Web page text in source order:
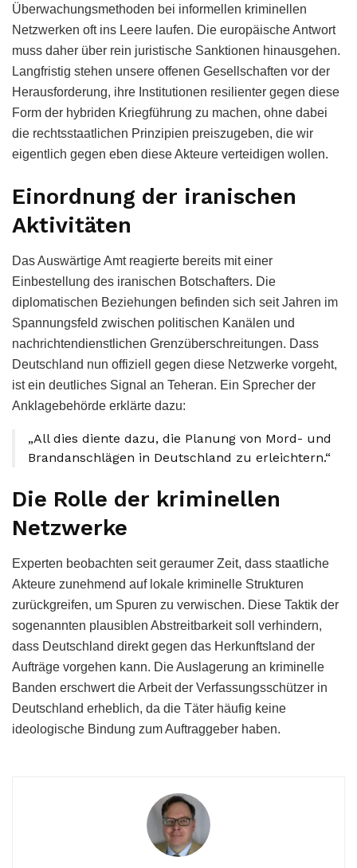
Überwachungsmethoden bei informellen kriminellen
Netzwerken oft ins Leere laufen. Die europäische Antwort
muss daher über rein juristische Sanktionen hinausgehen.
Langfristig stehen unsere offenen Gesellschaften vor der
Herausforderung, ihre Institutionen resilienter gegen diese
Form der hybriden Kriegführung zu machen, ohne dabei
die rechtsstaatlichen Prinzipien preiszugeben, die wir
eigentlich gegen eben diese Akteure verteidigen wollen.
Einordnung der iranischen
Aktivitäten
Das Auswärtige Amt reagierte bereits mit einer
Einbestellung des iranischen Botschafters. Die
diplomatischen Beziehungen befinden sich seit Jahren im
Spannungsfeld zwischen politischen Kanälen und
nachrichtendienstlichen Grenzüberschreitungen. Dass
Deutschland nun offiziell gegen diese Netzwerke vorgeht,
ist ein deutliches Signal an Teheran. Ein Sprecher der
Anklagebehörde erklärte dazu:
„All dies diente dazu, die Planung von Mord- und
Brandanschlägen in Deutschland zu erleichtern.“
Die Rolle der kriminellen
Netzwerke
Experten beobachten seit geraumer Zeit, dass staatliche
Akteure zunehmend auf lokale kriminelle Strukturen
zurückgreifen, um Spuren zu verwischen. Diese Taktik der
sogenannten plausiblen Abstreitbarkeit soll verhindern,
dass Deutschland direkt gegen das Herkunftsland der
Aufträge vorgehen kann. Die Auslagerung an kriminelle
Banden erschwert die Arbeit der Verfassungsschützer in
Deutschland erheblich, da die Täter häufig keine
ideologische Bindung zum Auftraggeber haben.